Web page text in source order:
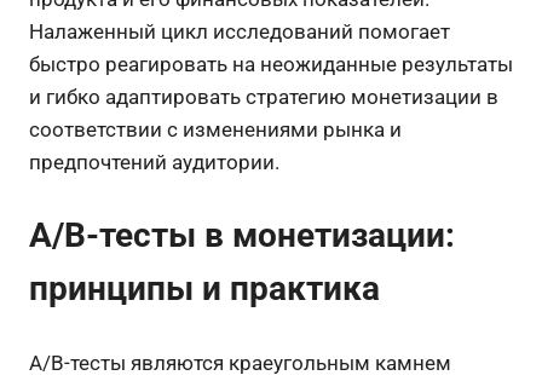
Налаженный цикл исследований помогает
быстро реагировать на неожиданные результаты
и гибко адаптировать стратегию монетизации в
соответствии с изменениями рынка и
предпочтений аудитории.
A/B-тесты в монетизации:
принципы и практика
A/B-тесты являются краеугольным камнем